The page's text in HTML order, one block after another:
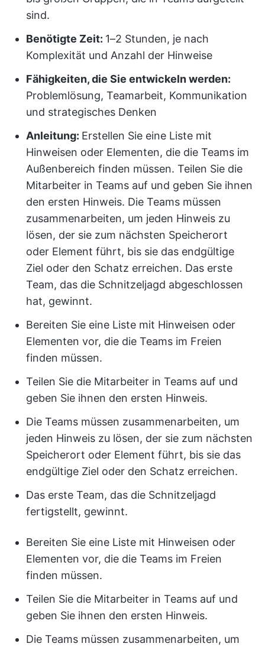
sind.
Benötigte Zeit: 1–2 Stunden, je nach
Komplexität und Anzahl der Hinweise
Fähigkeiten, die Sie entwickeln werden:
Problemlösung, Teamarbeit, Kommunikation
und strategisches Denken
Anleitung: Erstellen Sie eine Liste mit
Hinweisen oder Elementen, die die Teams im
Außenbereich finden müssen. Teilen Sie die
Mitarbeiter in Teams auf und geben Sie ihnen
den ersten Hinweis. Die Teams müssen
zusammenarbeiten, um jeden Hinweis zu
lösen, der sie zum nächsten Speicherort
oder Element führt, bis sie das endgültige
Ziel oder den Schatz erreichen. Das erste
Team, das die Schnitzeljagd abgeschlossen
hat, gewinnt.
Bereiten Sie eine Liste mit Hinweisen oder
Elementen vor, die die Teams im Freien
finden müssen.
Teilen Sie die Mitarbeiter in Teams auf und
geben Sie ihnen den ersten Hinweis.
Die Teams müssen zusammenarbeiten, um
jeden Hinweis zu lösen, der sie zum nächsten
Speicherort oder Element führt, bis sie das
endgültige Ziel oder den Schatz erreichen.
Das erste Team, das die Schnitzeljagd
fertigstellt, gewinnt.
Bereiten Sie eine Liste mit Hinweisen oder
Elementen vor, die die Teams im Freien
finden müssen.
Teilen Sie die Mitarbeiter in Teams auf und
geben Sie ihnen den ersten Hinweis.
Die Teams müssen zusammenarbeiten, um